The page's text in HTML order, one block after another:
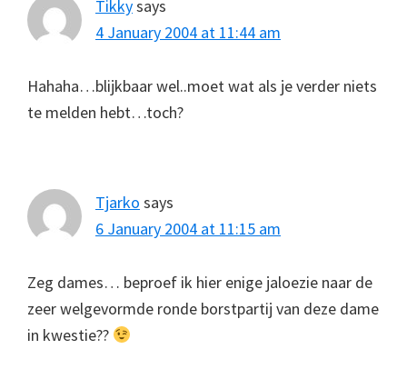
Tikkysays
4 January 2004 at 11:44 am
Hahaha…blijkbaar wel..moet wat als je verder niets
te melden hebt…toch?
Tjarko says
6 January 2004 at 11:15 am
Zeg dames… beproef ik hier enige jaloezie naar de
zeer welgevormde ronde borstpartij van deze dame
in kwestie??